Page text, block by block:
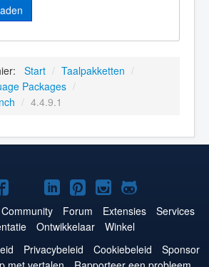
Start / Taalpakketten /
Packages /
/ 4.4.9.1
Joomla!
op
Facebook
Joomla!
op
YouTube
Joomla!
op
LinkedIn
Joomla!
op
Pinterest
Joomla!
op
Instagram
Joomla!
op
GitHub
Community Forum Extensies
Services
Ontwikkelaar
Winkel
Privacybeleid Cookiebeleid
Sponsor